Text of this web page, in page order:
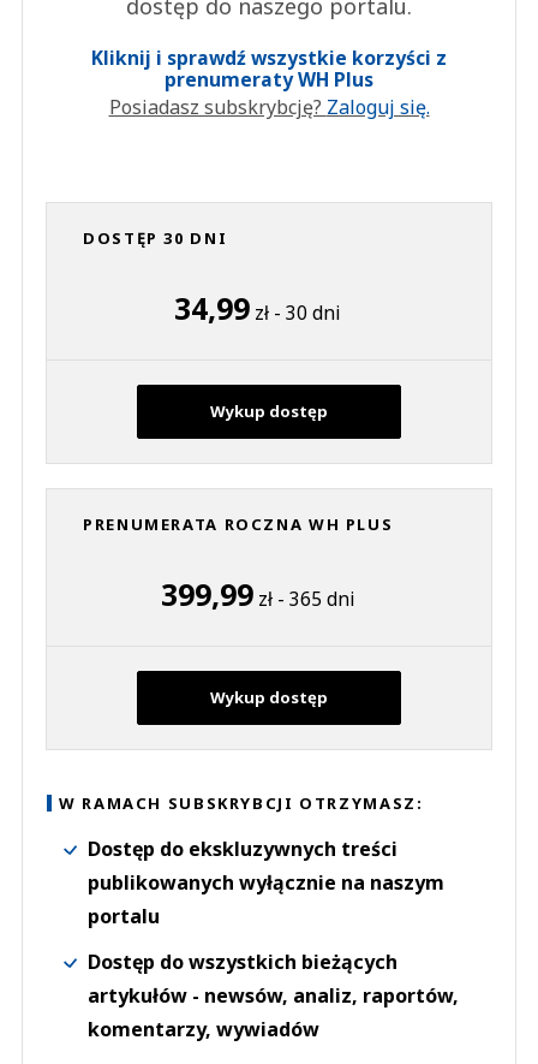
dostęp do naszego portalu.
Kliknij i sprawdź wszystkie korzyści z
prenumeraty WH Plus
Posiadasz subskrybcję? Zaloguj się.
DOSTĘP 30 DNI
34,99 zł - 30 dni
Wykup dostęp
PRENUMERATA ROCZNA WH PLUS
399,99zł - 365 dni
Wykup dostęp
W RAMACH SUBSKRYBCJI OTRZYMASZ:
Dostęp do ekskluzywnych treści
publikowanych wyłącznie na naszym
portalu
Dostęp do wszystkich bieżących
artykułów - newsów, analiz, raportów,
komentarzy, wywiadów